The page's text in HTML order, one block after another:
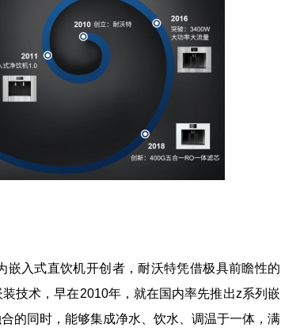
入式直饮机开创者，耐沃特凭借极具前瞻性的
技术，早在2010年，就在国内率先推出z系列嵌
的同时，能够集成净水、饮水、调温于一体，满